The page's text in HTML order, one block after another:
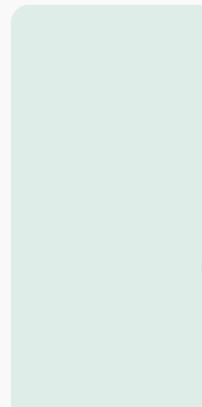
Geruch:
Geschmack: